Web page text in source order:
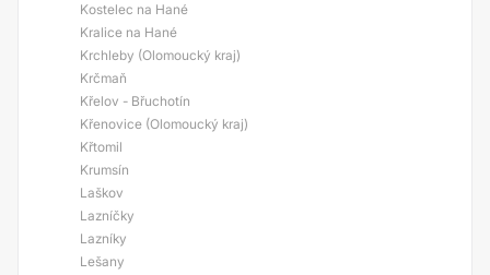
Kostelec na Hané
Kralice na Hané
Krchleby (Olomoucký kraj)
Krčmaň
Křelov - Břuchotín
Křenovice (Olomoucký kraj)
Křtomil
Krumsín
Laškov
Lazníčky
Lazníky
Lešany